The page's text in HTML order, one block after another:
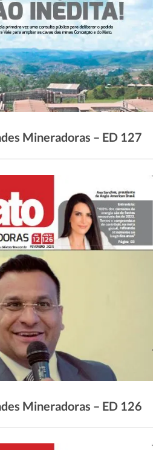
Mineradoras – ED 127
Mineradoras – ED 126